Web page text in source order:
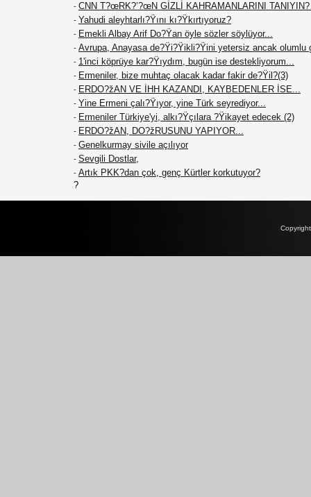
- CNN T?œRK?’?œN GİZLİ KAHRAMANLARINI
- Yahudi aleyhtarlı?Ÿını kı?Ÿkırtıyoruz?
- Emekli Albay Arif Do?Ÿan öyle sözler söylüyor...
- Avrupa, Anayasa de?Ÿi?Ÿikli?Ÿini yetersiz ancak olumlu
- 1'inci köprüye kar?Ÿıydım, bugün ise destekliyorum...
- Ermeniler, bize muhtaç olacak kadar fakir de?Ÿil?(3)
- ERDO?žAN VE İHH KAZANDI, KAYBEDENLER İSE...
- Yine Ermeni çalı?Ÿıyor, yine Türk seyrediyor...
- Ermeniler Türkiye'yi, alkı?Ÿçılara ?Ÿikayet edecek (2)
- ERDO?žAN, DO?žRUSUNU YAPIYOR...
- Genelkurmay sivile açılıyor
- Sevgili Dostlar,
- Artık PKK?dan çok, genç Kürtler korkutuyor?
?